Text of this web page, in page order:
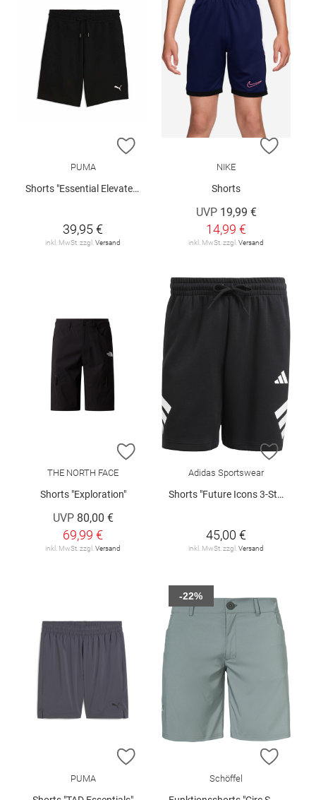
ZUR WUNSCHLISTE HINZUFÜGEN
PUMA
Shorts "Essential Elevated"
39,95 €
inkl. MwSt. zzgl. Versand
ZUR
NIKE
Shorts
UVP 19,99 €
14,99 €
inkl. MwSt. zzgl. Versand
ZUR WUNSCHLISTE HINZUFÜGEN
THE NORTH FACE
Shorts "Exploration"
UVP 80,00 €
69,99 €
inkl. MwSt. zzgl. Versand
ZUR
Adidas Sportswear
Shorts "Future Icons 3-Stripes"
45,00 €
inkl. MwSt. zzgl. Versand
ZUR WUNSCHLISTE HINZUFÜGEN
PUMA
ZUR
Schöffel
-22%